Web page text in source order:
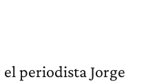
periodista Jorge